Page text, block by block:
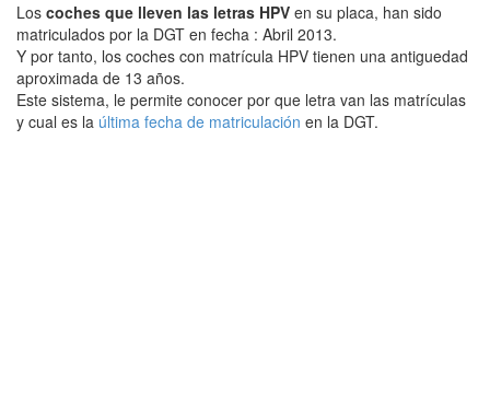
Los coches que lleven las letras HPV en su placa, han sido
matriculados por la DGT en fecha : Abril 2013.
Y por tanto, los coches con matrícula HPV tienen una antiguedad
aproximada de 13 años.
Este sistema, le permite conocer por que letra van las matrículas
y cual es la última fecha de matriculación en la DGT.